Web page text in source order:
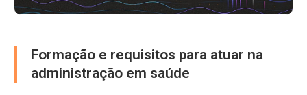
Formação e requisitos para atuar na
administração em saúde